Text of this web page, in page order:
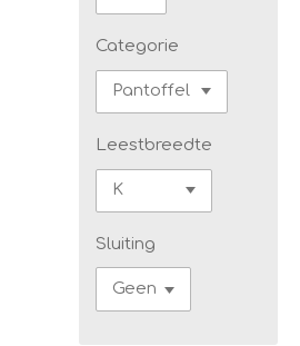
Categorie
Leestbreedte
Sluiting